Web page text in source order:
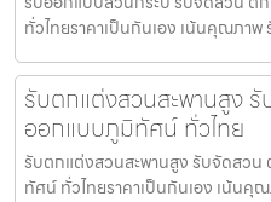
ทั่วไทยราคาเป็นกันเอง เน้นคุณภา
รับตกแต่งสวนสะพานสูง
ออกแบบภูมิทัศน์ ทั่วไทย
รับตกแต่งสวนสะพานสูง รับจัดสว
ทัศน์ ทั่วไทยราคาเป็นกันเอง เน้นคุ